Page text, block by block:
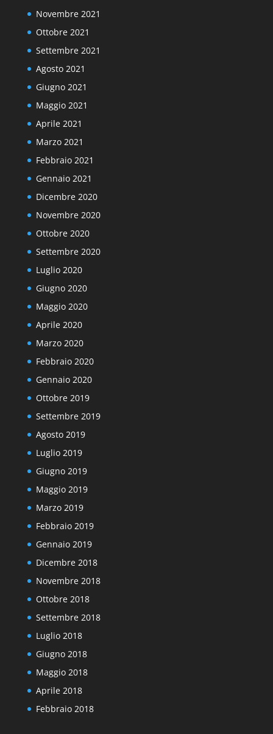
Novembre 2021
Ottobre 2021
Settembre 2021
Agosto 2021
Giugno 2021
Maggio 2021
Aprile 2021
Marzo 2021
Febbraio 2021
Gennaio 2021
Dicembre 2020
Novembre 2020
Ottobre 2020
Settembre 2020
Luglio 2020
Giugno 2020
Maggio 2020
Aprile 2020
Marzo 2020
Febbraio 2020
Gennaio 2020
Ottobre 2019
Settembre 2019
Agosto 2019
Luglio 2019
Giugno 2019
Maggio 2019
Marzo 2019
Febbraio 2019
Gennaio 2019
Dicembre 2018
Novembre 2018
Ottobre 2018
Settembre 2018
Luglio 2018
Giugno 2018
Maggio 2018
Aprile 2018
Febbraio 2018